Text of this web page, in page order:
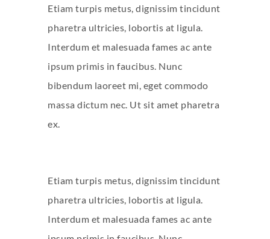
Etiam turpis metus, dignissim tincidunt
pharetra ultricies, lobortis at ligula.
Interdum et malesuada fames ac ante
ipsum primis in faucibus. Nunc
bibendum laoreet mi, eget commodo
massa dictum nec. Ut sit amet pharetra
ex.
Etiam turpis metus, dignissim tincidunt
pharetra ultricies, lobortis at ligula.
Interdum et malesuada fames ac ante